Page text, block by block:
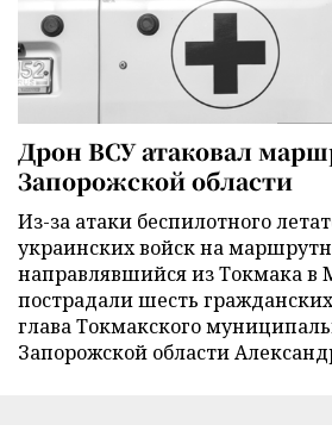
Дрон ВСУ атаковал
Запорожской области
Из-за атаки беспилотного
украинских войск на
направлявшийся из Токмака в
пострадали шесть
глава Токмакского
Запорожской области